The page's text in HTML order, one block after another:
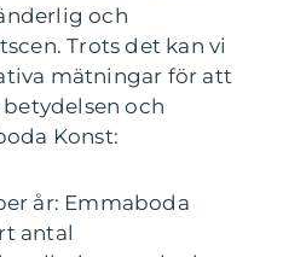
och
Trots det kan vi
mätningar för att
och
Konst:
år: Emmaboda
antal